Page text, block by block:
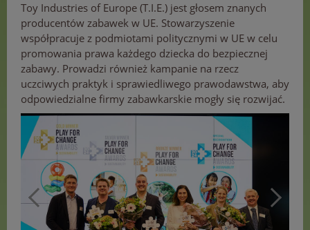
Toy Industries of Europe (T.I.E.) jest głosem znanych
producentów zabawek w UE. Stowarzyszenie
współpracuje z podmiotami politycznymi w UE w celu
promowania prawa każdego dziecka do bezpiecznej
zabawy. Prowadzi również kampanie na rzecz
uczciwych praktyk i sprawiedliwego prawodawstwa, aby
odpowiedzialne firmy zabawkarskie mogły się rozwijać.